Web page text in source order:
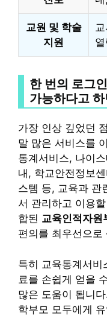
교원 및 학술
지원
한 번의 로그
가능하다고
가장 인상 깊었던
말 많은 서비스를
통계서비스, 나이
내, 학교안전정보
스템 등, 교육과 관
서 관리하고 이용
합된 교육인적자원
편의를 최우선으로
특히 교육통계서
료를 손쉽게 얻을
많은 도움이 됩니
학부모 모두에게